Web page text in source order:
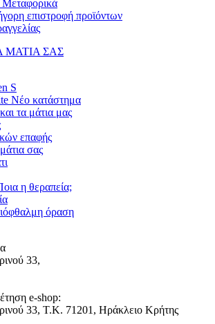
επιστροφή προϊόντων
ΜΑΤΙΑ ΣΑΣ
S
Νέο κατάστημα
τα μάτια μας
επαφής
σας
η θεραπεία;
όραση
33,
e-shop:
33, T.K. 71201, Ηράκλειο Κρήτης